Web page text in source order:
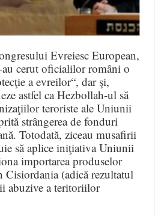
Evreiesc European,
cerut oficialilor români o
a evreilor“, dar şi,
astfel ca Hezbollah-ul să
teroriste ale Uniunii
strângerea de fonduri
Totodată, ziceau musafirii
să aplice iniţiativa Uniunii
importarea produselor
Cisiordania (adică rezultatul
abuzive a teritoriilor